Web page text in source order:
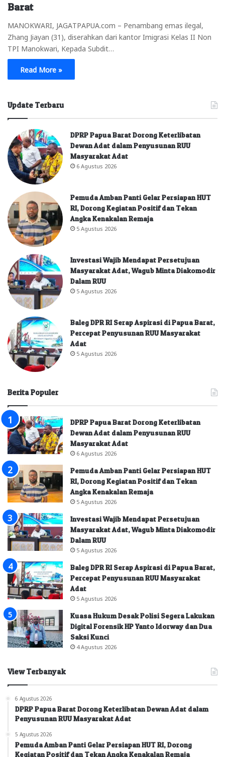
Barat
MANOKWARI, JAGATPAPUA.com – Penambang emas ilegal,
Zhang Jiayan (31), diserahkan dari kantor Imigrasi Kelas II Non
TPI Manokwari, Kepada Subdit…
Read More »
Update Terbaru
DPRP Papua Barat Dorong Keterlibatan
Dewan Adat dalam Penyusunan RUU
Masyarakat Adat
6 Agustus 2026
Pemuda Amban Panti Gelar Persiapan HUT
RI, Dorong Kegiatan Positif dan Tekan
Angka Kenakalan Remaja
5 Agustus 2026
Investasi Wajib Mendapat Persetujuan
Masyarakat Adat, Wagub Minta Diakomodir
Dalam RUU
5 Agustus 2026
Baleg DPR RI Serap Aspirasi di Papua Barat,
Percepat Penyusunan RUU Masyarakat
Adat
5 Agustus 2026
Berita Populer
DPRP Papua Barat Dorong Keterlibatan
Dewan Adat dalam Penyusunan RUU
Masyarakat Adat
6 Agustus 2026
Pemuda Amban Panti Gelar Persiapan HUT
RI, Dorong Kegiatan Positif dan Tekan
Angka Kenakalan Remaja
5 Agustus 2026
Investasi Wajib Mendapat Persetujuan
Masyarakat Adat, Wagub Minta Diakomodir
Dalam RUU
5 Agustus 2026
Baleg DPR RI Serap Aspirasi di Papua Barat,
Percepat Penyusunan RUU Masyarakat
Adat
5 Agustus 2026
Kuasa Hukum Desak Polisi Segera Lakukan
Digital Forensik HP Yanto Idorway dan Dua
Saksi Kunci
4 Agustus 2026
View Terbanyak
6 Agustus 2026
DPRP Papua Barat Dorong Keterlibatan Dewan Adat dalam
Penyusunan RUU Masyarakat Adat
5 Agustus 2026
Pemuda Amban Panti Gelar Persiapan HUT RI, Dorong
Kegiatan Positif dan Tekan Angka Kenakalan Remaja